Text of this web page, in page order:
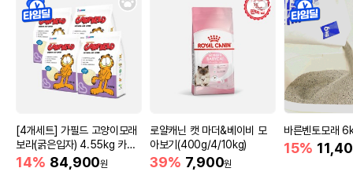
[4개세트] 가필드 고양이모래
보라(굵은입자) 4.55kg 카사
바모래
14% 84,900원
로얄캐닌 캣 마더&베이비 모
아보기(400g/4/10kg)
39% 7,900원
바른벤토모래
15%